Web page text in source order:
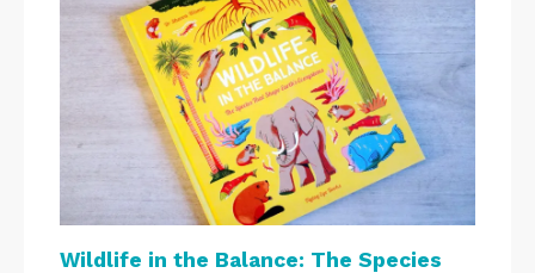
Wildlife in the Balance: The Species